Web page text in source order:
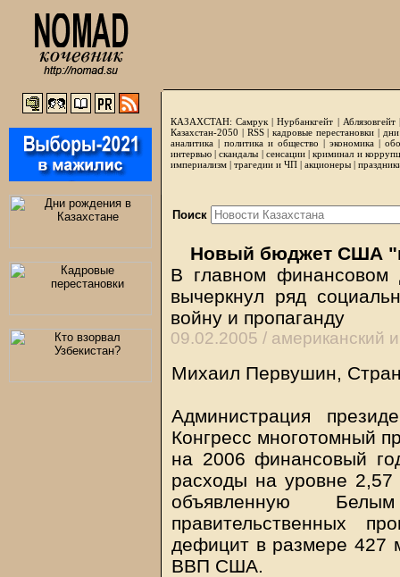
КАЗАХСТАН: Самрук |Нурбанкгейт | Аблязовгейт
Казахстан-2050 | RSS|кадровые перестановки|
аналитика | политика и общество | экономика |
интервью |скандалы | сенсации|криминал и
империализм | трагедии и ЧП | акционеры |
Поиск
Новый бюджет США
В главном
вычеркнул ряд
войну и пропаганду
09.02.2005 / американский
Михаил Первушин,
Администрация
Конгресс многотомный
на 2006 финансовый
расходы на уровне
объявленную
правительственных
дефицит в размере 427
ВВП США.